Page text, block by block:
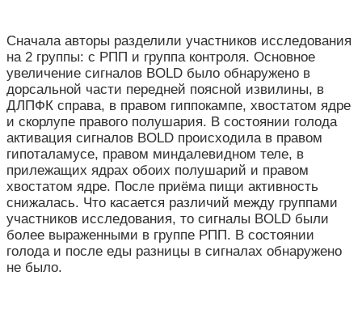
Сначала авторы разделили участников исследования
на 2 группы: с РПП и группа контроля. Основное
увеличение сигналов BOLD было обнаружено в
дорсальной части передней поясной извилины, в
ДЛПФК справа, в правом гиппокампе, хвостатом ядре
и скорлупе правого полушария. В состоянии голода
активация сигналов BOLD происходила в правом
гипоталамусе, правом миндалевидном теле, в
прилежащих ядрах обоих полушарий и правом
хвостатом ядре. После приёма пищи активность
снижалась. Что касается различий между группами
участников исследования, то сигналы BOLD были
более выраженными в группе РПП. В состоянии
голода и после еды разницы в сигналах обнаружено
не было.